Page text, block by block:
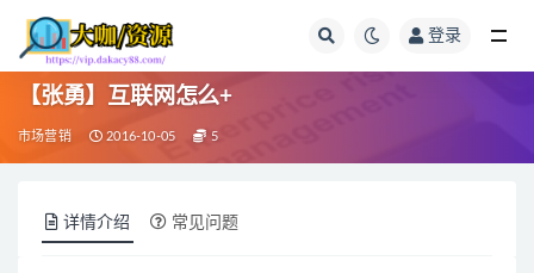
登录
【张勇】互联网怎么+
市场营销 2016-10-05 5
详情介绍 常见问题
全部